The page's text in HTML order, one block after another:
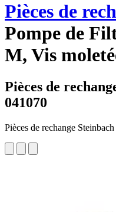
Pièces de
Pompe de
M, Vis
Pièces de
041070
Pièces de rechange